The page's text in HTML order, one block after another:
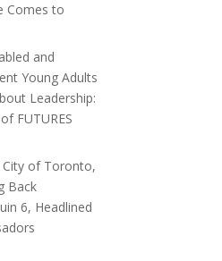
Comes to
and
Young Adults
Leadership:
FUTURES
of Toronto,
Back
6, Headlined